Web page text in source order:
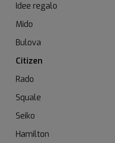
Idee regalo
Mido
Bulova
Citizen
Rado
Squale
Seiko
Hamilton